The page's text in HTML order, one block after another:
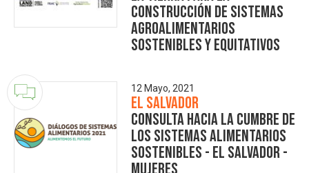
construcción de sistemas
agroalimentarios
sostenibles y equitativos
12 Mayo, 2021
El Salvador
Consulta hacia la Cumbre de
los Sistemas Alimentarios
Sostenibles - El Salvador -